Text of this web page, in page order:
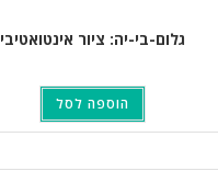
גלום-בי-יה: ציור אינטואטיבי
הוספה לסל